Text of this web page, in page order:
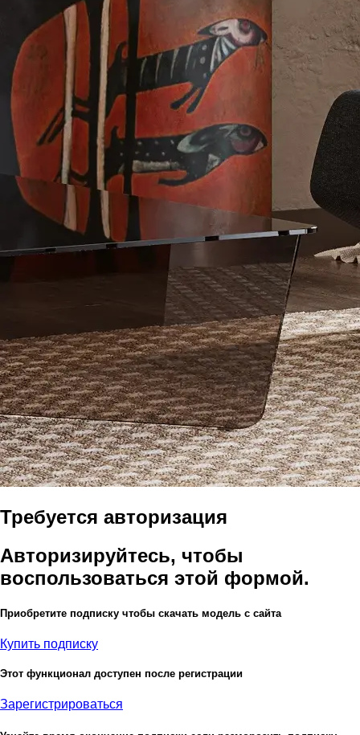
Требуется авторизация
Авторизируйтесь, чтобы
воспользоваться этой формой.
Приобретите подписку чтобы скачать модель с сайта
Купить подписку
Этот функционал доступен после регистрации
Зарегистрироваться